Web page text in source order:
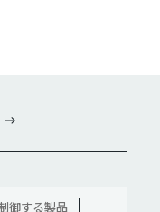
御する製品